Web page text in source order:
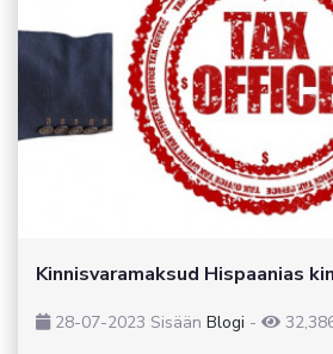
Kinnisvaramaksud Hispaanias
28-07-2023 Sisään Blogi -